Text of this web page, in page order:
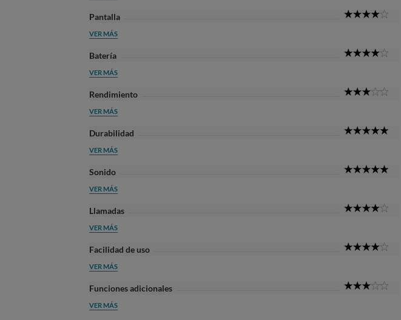
Pantalla
VER MÁS
Batería
VER MÁS
Rendimiento
VER MÁS
Durabilidad
VER MÁS
Sonido
VER MÁS
Llamadas
VER MÁS
Facilidad de uso
VER MÁS
Funciones adicionales
VER MÁS